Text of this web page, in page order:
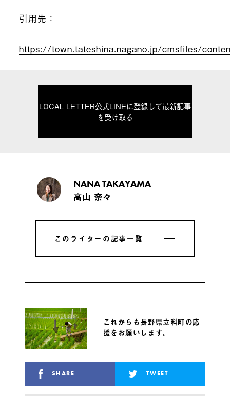
引用先：
https://town.tateshina.nagano.jp/cmsfiles/
LOCAL LETTER公式LINEに登録して最新記事
を受け取る
NANA TAKAYAMA
高山 奈々
このライターの記事一覧
このライターの記事一覧
これからも長野県立科町の応
援をお願いします。
SHARE TWEET